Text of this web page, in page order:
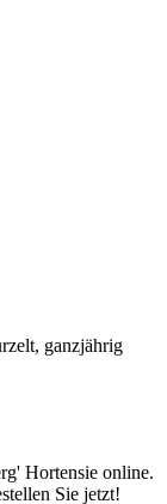
ganzjährig
Hortensie online.
Sie jetzt!